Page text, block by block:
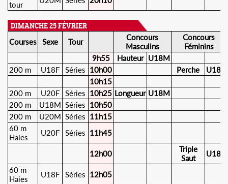
tour
DIMANCHE 25 FÉVRIER
Courses Sexe Tour
Concours
Masculins
Concours
Féminins
9h55
Hauteur U18M
200 m
U18F Séries 10h00 Perche
U18F
10h15
200 m
U20F Séries 10h25 Longueur U18M
200 m
U18M Séries 10h50
200 m
U20M Séries 11h15
60 m
Haies
U20F Séries 11h45
12h00
Triple
Saut
U18F
60 m
Haies
U18F Séries 12h05